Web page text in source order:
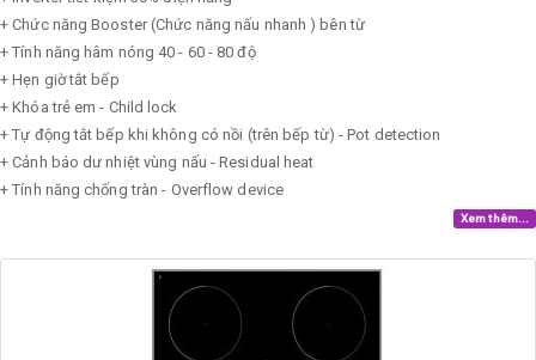
+ Chức năng Booster (Chức năng nấu nhanh ) bên từ
+ Tính năng hâm nóng 40 - 60 - 80 độ
+ Hẹn giờ tắt bếp
+ Khóa trẻ em - Child lock
+ Tự động tắt bếp khi không có nồi (trên bếp từ) - Pot detection
+ Cảnh báo dư nhiệt vùng nấu - Residual heat
+ Tính năng chống tràn - Overflow device
Xem thêm...